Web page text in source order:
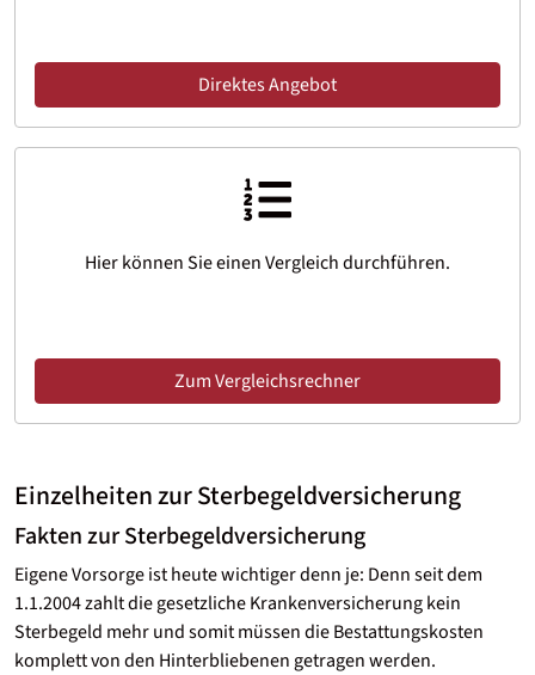
Direktes Angebot
Hier können Sie einen Vergleich durchführen.
Zum Vergleichsrechner
Einzelheiten zur Sterbegeldversicherung
Fakten zur Sterbegeldversicherung
Eigene Vorsorge ist heute wichtiger denn je: Denn seit dem
1.1.2004 zahlt die gesetzliche Krankenversicherung kein
Sterbegeld mehr und somit müssen die Bestattungskosten
komplett von den Hinterbliebenen getragen werden.